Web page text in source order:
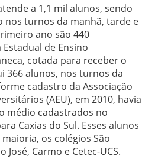
a 1,1 mil alunos, sendo
nos turnos da manhã, tarde e
ano são 440
de Ensino
cotada para receber o
366 alunos, nos turnos da
cadastro da Associação
(AEU), em 2010, havia
médio cadastrados no
Caxias do Sul. Esses alunos
os colégios São
José, Carmo e Cetec-UCS.